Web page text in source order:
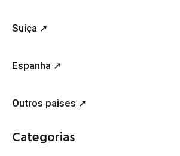
Suiça ➚
Espanha ➚
Outros paises ➚
Categorias